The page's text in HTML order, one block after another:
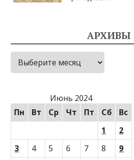
АРХИВЫ
Архивы
Июнь 2024
Пн
Вт Ср Чт Пт Сб
Вс
1
2
3
4 5 6 7 8
9